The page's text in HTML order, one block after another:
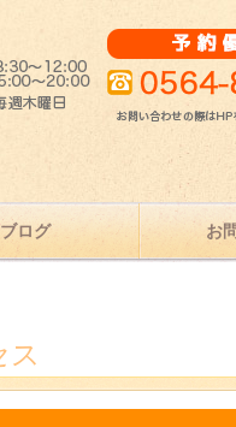
痛み治療ならひな接骨院
ブログ お
ス